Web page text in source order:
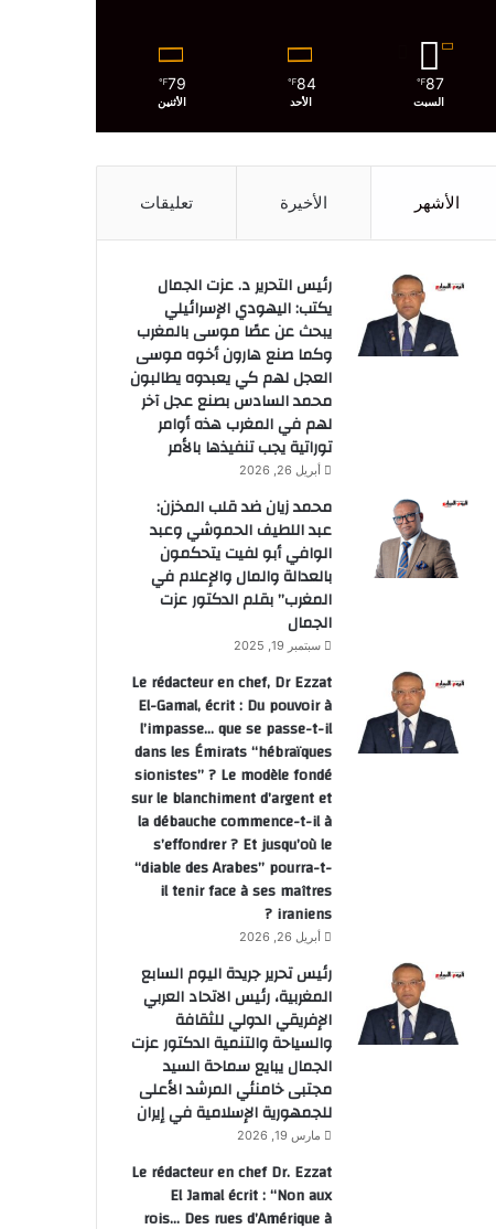
الحموداني يخلف مضيان في
عيد العرش …أمير المؤمنين جلالة الملك يترأس حفل الولاء بالقصر الملكي بتطوان
منذ 6 أيام
87
℉
السبت
84
℉
الأحد
79
℉
الأثنين
الأشهر الأخيرة تعليقات
رئيس التحرير د. عزت الجمال
يكتب: اليهودي الإسرائيلي
يبحث عن عصًا موسى بالمغرب
وكما صنع هارون أخوه موسى
العجل لهم كي يعبدوه يطالبون
محمد السادس بصنع عجل آخر
لهم في المغرب هذه أوامر
توراتية يجب تنفيذها بالأمر
أبريل 26, 2026
محمد زيان ضد قلب المخزن:
عبد اللطيف الحموشي وعبد
الوافي أبو لفيت يتحكمون
بالعدالة والمال والإعلام في
المغرب” بقلم الدكتور عزت
الجمال
سبتمبر 19, 2025
Le rédacteur en chef, Dr Ezzat
El-Gamal, écrit : Du pouvoir à
l’impasse… que se passe-t-il
dans les Émirats “hébraïques
sionistes” ? Le modèle fondé
sur le blanchiment d’argent et
la débauche commence-t-il à
s’effondrer ? Et jusqu’où le
“diable des Arabes” pourra-t-
il tenir face à ses maîtres
iraniens ?
أبريل 26, 2026
رئيس تحرير جريدة اليوم السابع
المغربية، رئيس الاتحاد العربي
الإفريقي الدولي للثقافة
والسياحة والتنمية الدكتور عزت
الجمال يبايع سماحة السيد
مجتبى خامنئي المرشد الأعلى
للجمهورية الإسلامية في إيران
مارس 19, 2026
Le rédacteur en chef Dr. Ezzat
El Jamal écrit : “Non aux
rois… Des rues d’Amérique à